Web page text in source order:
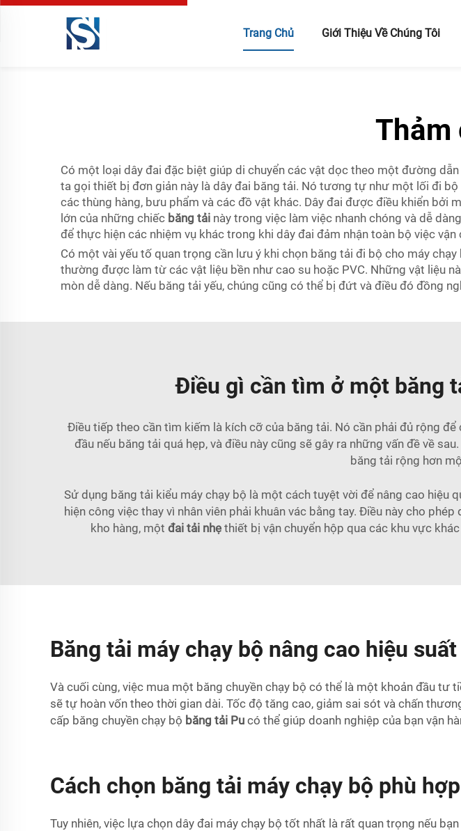
Trang Chủ Giới Thiệu Về Chúng Tôi
Thảm
Có một loại dây đai đặc biệt giúp di chuyển các vật dọc theo một đường
ta gọi thiết bị đơn giản này là dây đai băng tải. Nó tương tự như một lối đi
các thùng hàng, bưu phẩm và các đồ vật khác. Dây đai được điều khiển
lớn của những chiếc băng tải này trong việc làm việc nhanh chóng và dễ
để thực hiện các nhiệm vụ khác trong khi dây đai đảm nhận toàn bộ việc vận
Có một vài yếu tố quan trọng cần lưu ý khi chọn băng tải đi bộ cho máy
thường được làm từ các vật liệu bền như cao su hoặc PVC. Những vật liệu
mòn dễ dàng. Nếu băng tải yếu, chúng cũng có thể bị đứt và điều đó đồng
Điều gì cần tìm ở một băng
Điều tiếp theo cần tìm kiếm là kích cỡ của băng tải. Nó cần phải đủ rộng
đầu nếu băng tải quá hẹp, và điều này cũng sẽ gây ra những vấn đề về
băng tải rộng hơn
Sử dụng băng tải kiểu máy chạy bộ là một cách tuyệt vời để nâng cao hiệu
hiện công việc thay vì nhân viên phải khuân vác bằng tay. Điều này cho
kho hàng, một đai tải nhẹ thiết bị vận chuyển hộp qua các khu vực
Băng tải máy chạy bộ nâng cao hiệu
Và cuối cùng, việc mua một băng chuyền chạy bộ có thể là một khoản đầu tư
sẽ tự hoàn vốn theo thời gian dài. Tốc độ tăng cao, giảm sai sót và chấn
cấp băng chuyền chạy bộ băng tải Pu có thể giúp doanh nghiệp của bạn vận
Cách chọn băng tải máy chạy bộ phù
Tuy nhiên, việc lựa chọn dây đai máy chạy bộ tốt nhất là rất quan trọng nếu